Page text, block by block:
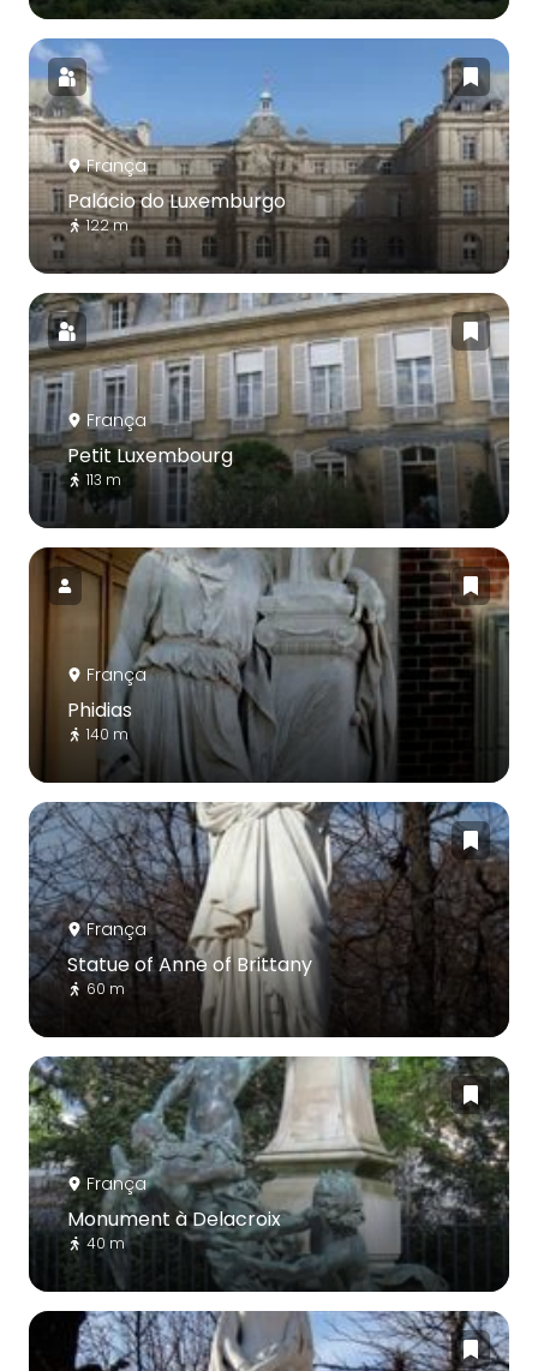
França
Palácio do Luxemburgo
122 m
França
Petit Luxembourg
113 m
França
Phidias
140 m
França
Statue of Anne of Brittany
60 m
França
Monument à Delacroix
40 m